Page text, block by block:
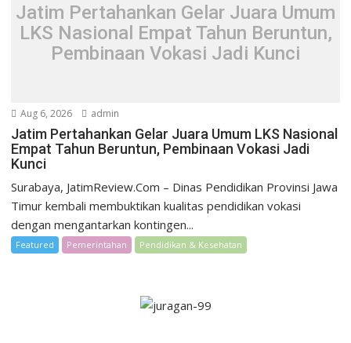
Jatim Pertahankan Gelar Juara Umum
LKS Nasional Empat Tahun Beruntun,
Pembinaan Vokasi Jadi Kunci
Aug 6, 2026 admin
Jatim Pertahankan Gelar Juara Umum LKS Nasional
Empat Tahun Beruntun, Pembinaan Vokasi Jadi
Kunci
Surabaya, JatimReview.Com – Dinas Pendidikan Provinsi Jawa
Timur kembali membuktikan kualitas pendidikan vokasi
dengan mengantarkan kontingen...
Featured Pemerintahan Pendidikan & Kesehatan